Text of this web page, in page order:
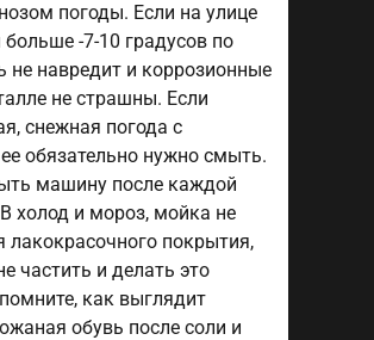
погоды. Если на улице
-7-10 градусов по
не навредит и коррозионные
не страшны. Если
снежная погода с
обязательно нужно смыть.
машину после каждой
холод и мороз, мойка не
лакокрасочного покрытия,
частить и делать это
как выглядит
обувь после соли и